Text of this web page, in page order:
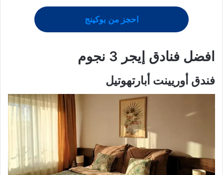
احجز من بوكينج
افضل فنادق إيجر
فندق أوريينت أبارتهوتيل